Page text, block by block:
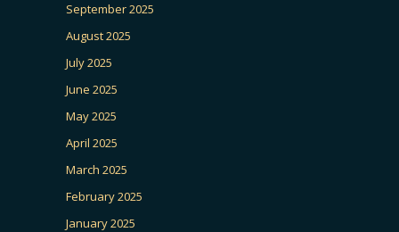
September 2025
August 2025
July 2025
June 2025
May 2025
April 2025
March 2025
February 2025
January 2025